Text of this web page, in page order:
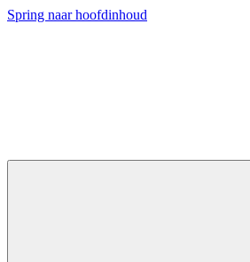
Spring naar hoofdinhoud